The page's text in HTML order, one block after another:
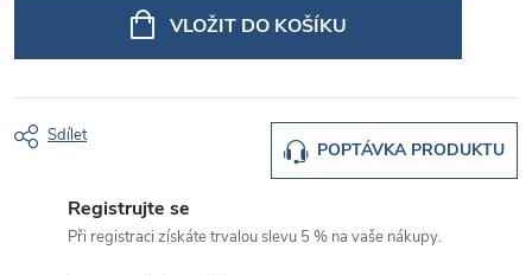
VLOŽIT DO KOŠÍKU
POPTÁVKA PRODUKTU
Sdílet
Registrujte se
Při registraci získáte trvalou slevu 5 % na vaše nákupy.